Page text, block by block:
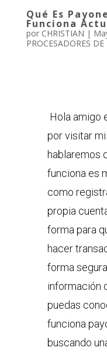
Qué Es
Funciona
por CHRISTIAN |
PROCESADORES DE
Hola amigo
por visitar
hablaremos
funciona es
como
propia
forma para
hacer
forma
información
puedas
funciona
buscando